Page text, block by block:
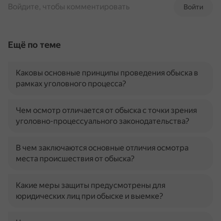
Войти
Войдите, чтобы комментировать
Ещё по теме
Каковы основные принципы проведения обыска в
рамках уголовного процесса?
Чем осмотр отличается от обыска с точки зрения
уголовно-процессуального законодательства?
В чем заключаются основные отличия осмотра
места происшествия от обыска?
Какие меры защиты предусмотрены для
юридических лиц при обыске и выемке?